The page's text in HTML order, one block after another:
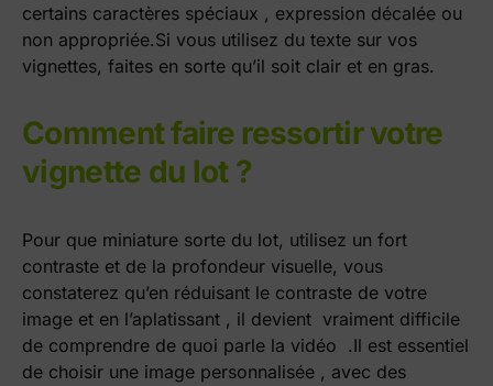
certains caractères spéciaux , expression décalée ou
non appropriée.Si vous utilisez du texte sur vos
vignettes, faites en sorte qu’il soit clair et en gras.
Comment faire ressortir votre
vignette du lot ?
Pour que miniature sorte du lot, utilisez un fort
contraste et de la profondeur visuelle, vous
constaterez qu’en réduisant le contraste de votre
image et en l’aplatissant , il devient vraiment difficile
de comprendre de quoi parle la vidéo .Il est essentiel
de choisir une image personnalisée , avec des